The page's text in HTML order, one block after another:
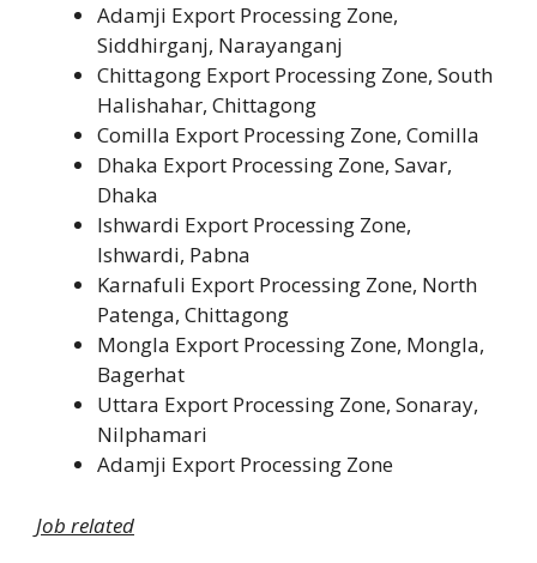
Adamji Export Processing Zone,
Siddhirganj, Narayanganj
Chittagong Export Processing Zone, South
Halishahar, Chittagong
Comilla Export Processing Zone, Comilla
Dhaka Export Processing Zone, Savar,
Dhaka
Ishwardi Export Processing Zone,
Ishwardi, Pabna
Karnafuli Export Processing Zone, North
Patenga, Chittagong
Mongla Export Processing Zone, Mongla,
Bagerhat
Uttara Export Processing Zone, Sonaray,
Nilphamari
Adamji Export Processing Zone
Job related